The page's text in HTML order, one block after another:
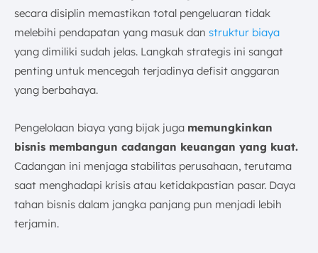
secara disiplin memastikan total pengeluaran tidak
melebihi pendapatan yang masuk dan struktur biaya
yang dimiliki sudah jelas. Langkah strategis ini sangat
penting untuk mencegah terjadinya defisit anggaran
yang berbahaya.
Pengelolaan biaya yang bijak juga memungkinkan
bisnis membangun cadangan keuangan yang kuat.
Cadangan ini menjaga stabilitas perusahaan, terutama
saat menghadapi krisis atau ketidakpastian pasar. Daya
tahan bisnis dalam jangka panjang pun menjadi lebih
terjamin.